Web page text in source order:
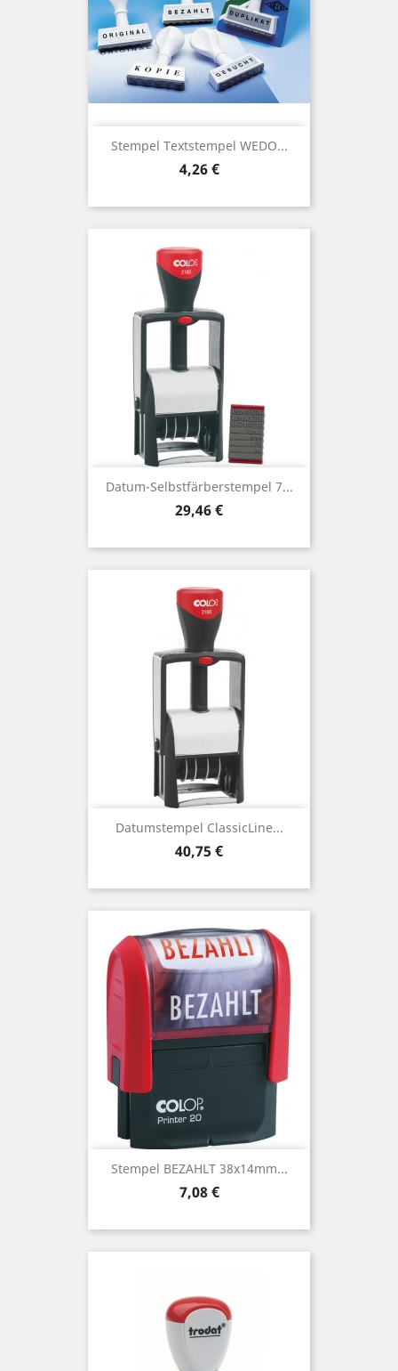
Stempel Textstempel WEDO...
Preis
4,26 €
Datum-Selbstfärberstempel 7...
Preis
29,46 €
Datumstempel ClassicLine...
Preis
40,75 €
Stempel BEZAHLT 38x14mm...
Preis
7,08 €